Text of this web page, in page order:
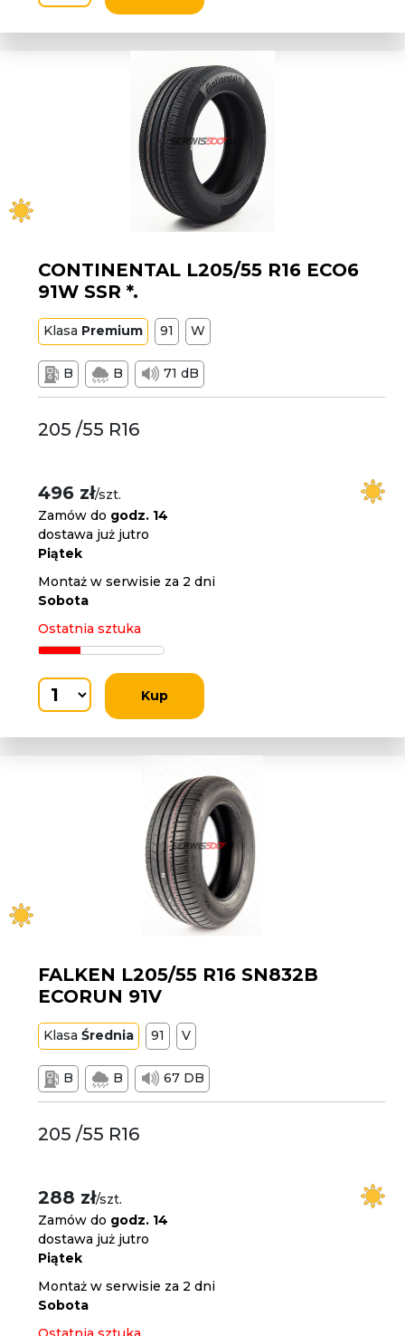
CONTINENTAL L205/55 R16 ECO6
91W SSR *.
Klasa Premium 91 W
B B 71 dB
205 /55 R16
496 zł/szt.
Zamów do godz. 14
dostawa już jutro
Piątek
Montaż w serwisie za 2 dni
Sobota
Ostatnia sztuka
Kup
FALKEN L205/55 R16 SN832B
ECORUN 91V
KlasaŚrednia 91 V
B B 67 DB
205 /55 R16
288 zł/szt.
Zamów do godz. 14
dostawa już jutro
Piątek
Montaż w serwisie za 2 dni
Sobota